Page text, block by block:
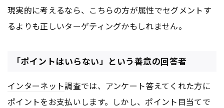
現実的に考えるなら、こちらの方が属性でセグメントす
るよりも正しいターゲティングかもしれません。
「ポイントはいらない」という善意の回答者
インターネット調査では、アンケート答えてくれた方に
ポイントをお支払いします。しかし、ポイント目当てで